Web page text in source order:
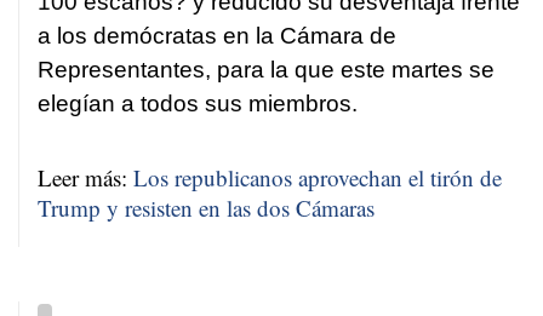
a los demócratas en la Cámara de
Representantes, para la que este martes se
elegían a todos sus miembros.
Leer más: Los republicanos aprovechan el tirón de
Trump y resisten en las dos Cámaras